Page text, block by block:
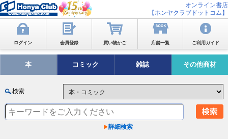
オンライン書店
【ホンヤクラブドットコム】
ログイン 会員登録 買い物かご 店舗一覧 ご利用ガイド
本 コミック 雑誌 その他商材
検索
詳細検索